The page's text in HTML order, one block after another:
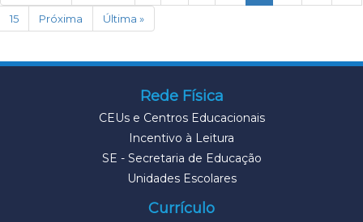
15
Próxima Última »
Rede Física
CEUs e Centros Educacionais
Incentivo à Leitura
SE - Secretaria de Educação
Unidades Escolares
Currículo